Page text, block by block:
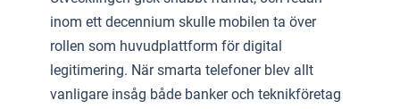
inom ett decennium skulle mobilen ta över
rollen som huvudplattform för digital
legitimering. När smarta telefoner blev allt
vanligare insåg både banker och teknikföretag